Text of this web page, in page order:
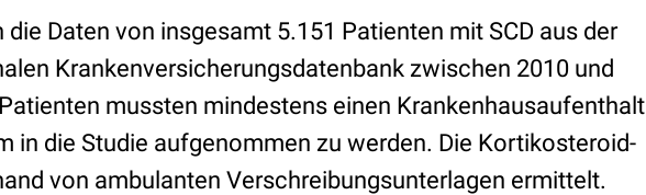
die Daten von insgesamt 5.151 Patienten mit SCD aus der
Krankenversicherungsdatenbank zwischen 2010 und
mussten mindestens einen Krankenhausaufenthalt
in die Studie aufgenommen zu werden. Die Kortikosteroid-
von ambulanten Verschreibungsunterlagen ermittelt.